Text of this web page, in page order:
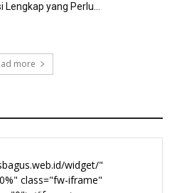
Lengkap yang Perlu...
more